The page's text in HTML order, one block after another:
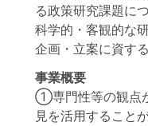
る政策研究課題に
科学的・客観的な
企画・立案に資する
事業概要
①専門性等の観点
見を活用すること